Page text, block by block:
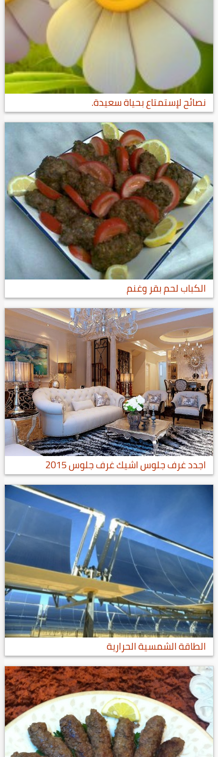
نصائح لإستمتاع بحياة سعيدة.
الكباب لحم بقر وغنم
اجدد غرف جلوس اشيك غرف جلوس 2015
الطاقة الشمسية الحرارية